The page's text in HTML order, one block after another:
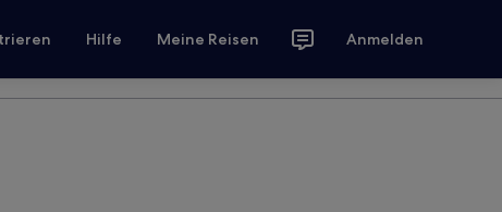
Hilfe Meine Reisen Anmelden